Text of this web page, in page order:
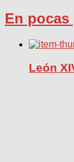
En pocas
León